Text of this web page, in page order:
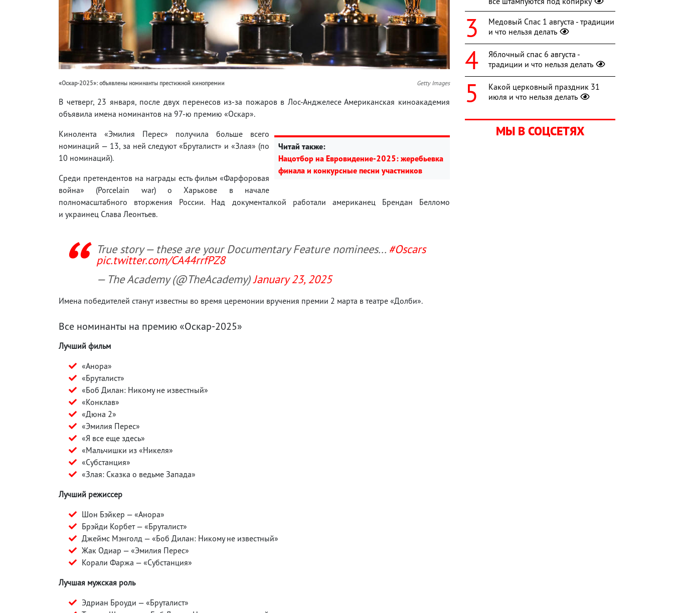
«Оскар-2025»: объявлены номинанты престижной кинопремии Getty Images
В четверг, 23 января, после двух перенесов из-за пожаров в Лос-Анджелесе Американская киноакадемия
объявила имена номинантов на 97-ю премию «Оскар».
Читай также:
Нацотбор на Евровидение-2025: жеребьевка
финала и конкурсные песни участников
Кинолента «Эмилия Перес» получила больше всего
номинаций — 13, за ней следуют «Бруталист» и «Злая» (по
10 номинаций).
Среди претендентов на награды есть фильм «Фарфоровая
война» (Porcelain war) о Харькове в начале
полномасштабного вторжения России. Над документалкой работали американец Брендан Белломо
и украинец Слава Леонтьев.
True story — these are your Documentary Feature nominees... #Oscars
pic.twitter.com/CA44rrfPZ8
— The Academy (@TheAcademy)January 23, 2025
Имена победителей станут известны во время церемонии вручения премии 2 марта в театре «Долби».
Все номинанты на премию «Оскар-2025»
Лучший фильм
«Анора»
«Бруталист»
«Боб Дилан: Никому не известный»
«Конклав»
«Дюна 2»
«Эмилия Перес»
«Я все еще здесь»
«Мальчишки из «Никеля»
«Субстанция»
«Злая: Сказка о ведьме Запада»
Лучший режиссер
Шон Бэйкер — «Анора»
Брэйди Корбет — «Бруталист»
Джеймс Мэнголд — «Боб Дилан: Никому не известный»
Жак Одиар — «Эмилия Перес»
Корали Фаржа — «Cубстанция»
Лучшая мужская роль
Эдриан Броуди — «Бруталист»
Медовый Спас 1 августа - традиции
и что нельзя делать
Яблочный спас 6 августа -
традиции и что нельзя делать
Какой церковный праздник 31
июля и что нельзя делать
МЫ В СОЦСЕТЯХ